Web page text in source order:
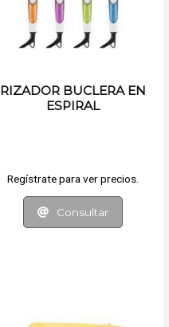
RIZADOR BUCLERA EN
ESPIRAL
Regístrate para ver precios.
Consultar